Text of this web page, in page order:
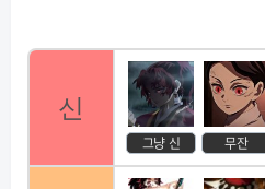
신
그냥 신 무잔